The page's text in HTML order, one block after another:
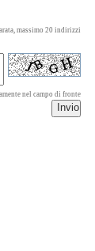
massimo 20 indirizzi
nel campo di fronte